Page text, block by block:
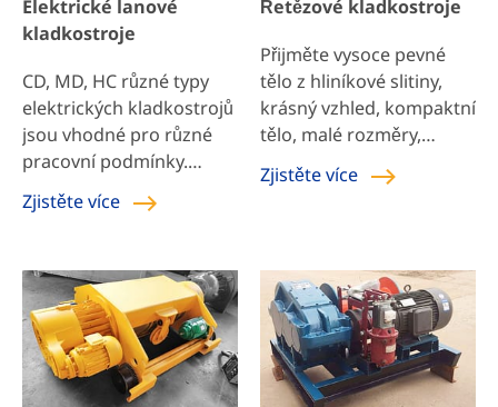
elektrický kladkostroj z
drátěného lana a běžně
se používá na mostových
jeřábech s dvojitým
nosníkem. To […]
MPa, typicky […]
Elektrické lanové
kladkostroje
CD, MD, HC různé typy
elektrických kladkostrojů
jsou vhodné pro různé
pracovní podmínky.
Domácí vyzrálý produkt,
jednoduchá struktura,
bezpečnostní faktor,
dlouhá mechanická
životnost, snadná údržba
a vysoká cena.
Zjistěte více
Řetězové kladkostroje
Přijměte vysoce pevné
tělo z hliníkové slitiny,
krásný vzhled, kompaktní
tělo, malé rozměry,
nízkou hmotnost,
vysokou flexibilitu a
Zjistěte více